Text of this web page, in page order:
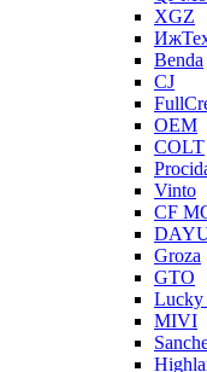
XGZ
Benda
CJ
OEM
COLT
Vinto
CF
Groza
GTO
Lucky
MIVI